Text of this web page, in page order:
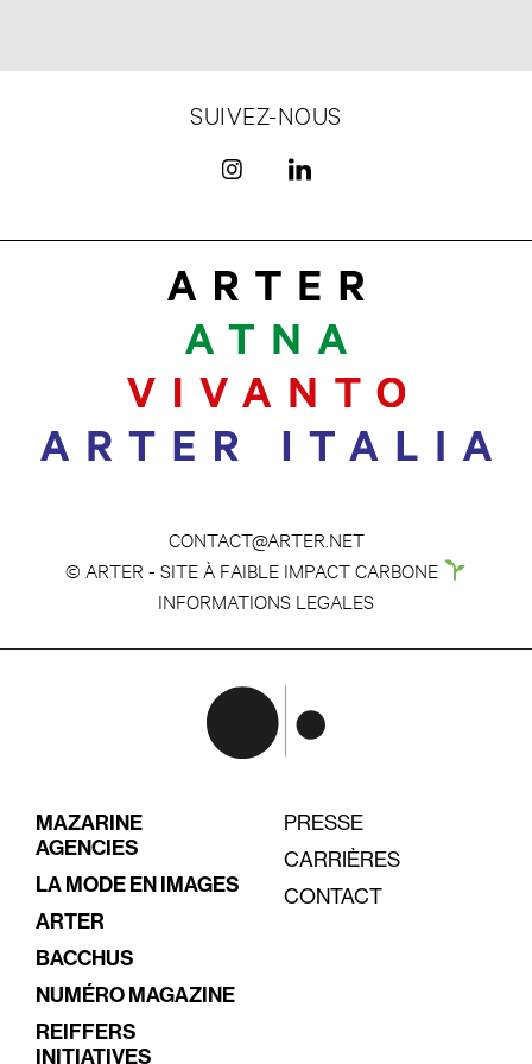
SUIVEZ-NOUS
CONTACT@ARTER.NET
© ARTER - SITE À FAIBLE IMPACT CARBONE
INFORMATIONS LEGALES
MAZARINE
AGENCIES
LA MODE EN IMAGES
ARTER
BACCHUS
NUMÉRO MAGAZINE
REIFFERS
INITIATIVES
PRESSE
CARRIÈRES
CONTACT